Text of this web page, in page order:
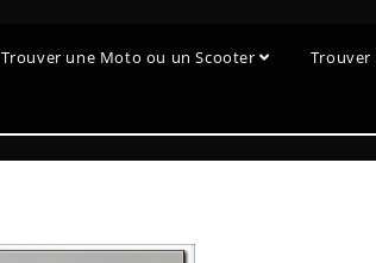
Trouver une Moto ou un Scooter
Trouver